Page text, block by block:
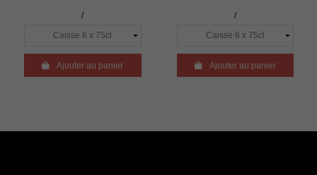
/
Ajouter au panier
/
Ajouter au panier